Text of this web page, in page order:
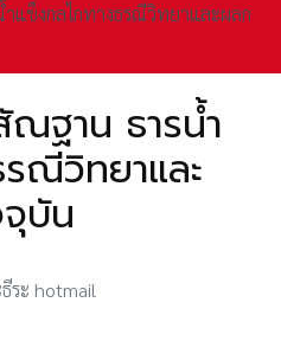
แข็งกลไกทางธรณีวิทยาและผลก
ฐาน ธารน้ำ
ณีวิทยาและ
บัน
ระ hotmail